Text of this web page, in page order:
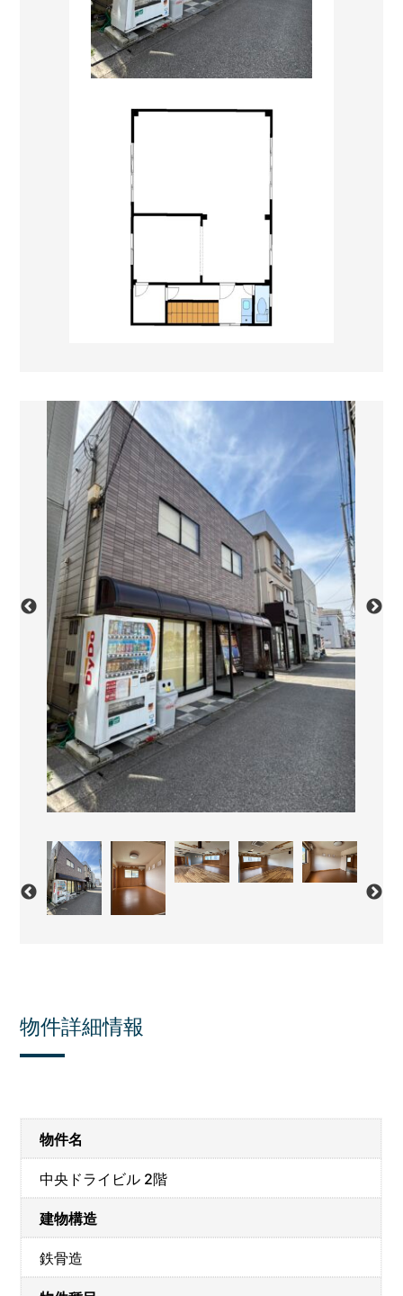
物件詳細情報
物件名
中央ドライビル 2階
建物構造
鉄骨造